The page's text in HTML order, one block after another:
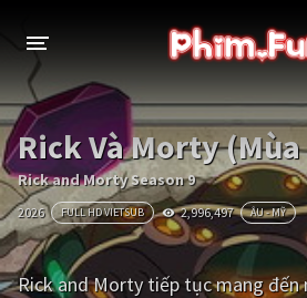
THỂ LOẠI
Thần thoại - Cổ trang
Tâm lý Chiến
Võ thuật - Kiếm hiệp Nhạc
Rick Và Morty
Rick and Morty Season 9
2026 FULL HD VIETSUB 2,996,497 ÂU - MỸ
Rick and Morty tiếp tục mang đến